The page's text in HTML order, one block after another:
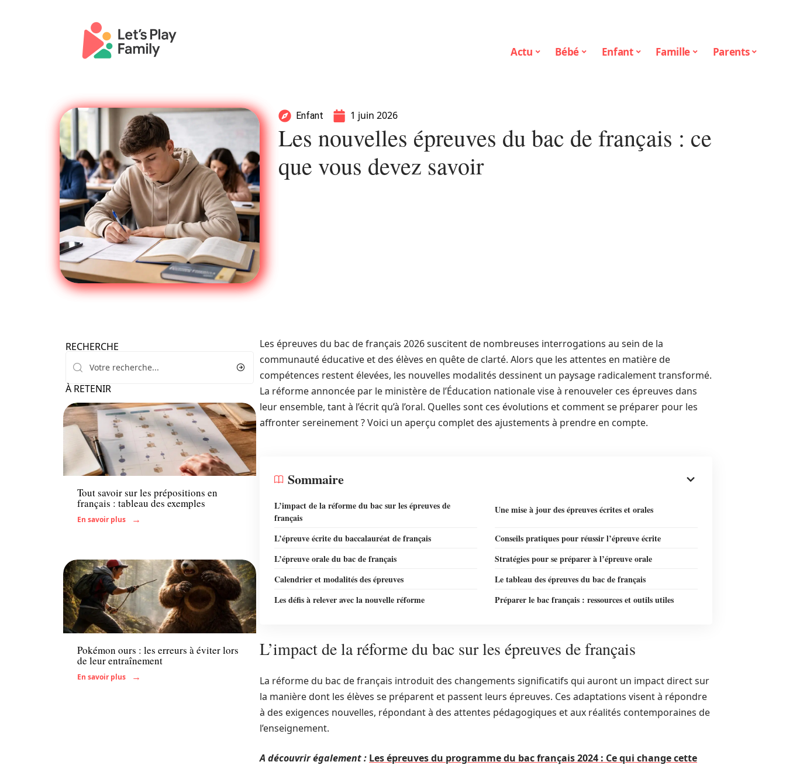
Actu Bébé Enfant Famille Parents
Enfant 1 juin 2026
Les nouvelles épreuves du bac de français : ce
que vous devez savoir
RECHERCHE
À RETENIR
Tout savoir sur les prépositions en
français : tableau des exemples
En savoir plus
Famille
Pokémon ours : les erreurs à éviter lors
de leur entraînement
En savoir plus
Les épreuves du bac de français 2026 suscitent de nombreuses interrogations au sein de la
communauté éducative et des élèves en quête de clarté. Alors que les attentes en matière de
compétences restent élevées, les nouvelles modalités dessinent un paysage radicalement transformé.
La réforme annoncée par le ministère de l’Éducation nationale vise à renouveler ces épreuves dans
leur ensemble, tant à l’écrit qu’à l’oral. Quelles sont ces évolutions et comment se préparer pour les
affronter sereinement ? Voici un aperçu complet des ajustements à prendre en compte.
Sommaire
L’impact de la réforme du bac sur les épreuves de
français
Une mise à jour des épreuves écrites et orales
L’épreuve écrite du baccalauréat de français
Conseils pratiques pour réussir l’épreuve écrite
L’épreuve orale du bac de français
Stratégies pour se préparer à l’épreuve orale
Calendrier et modalités des épreuves
Le tableau des épreuves du bac de français
Les défis à relever avec la nouvelle réforme
Préparer le bac français : ressources et outils utiles
L’impact de la réforme du bac sur les épreuves de français
La réforme du bac de français introduit des changements significatifs qui auront un impact direct sur
la manière dont les élèves se préparent et passent leurs épreuves. Ces adaptations visent à répondre
à des exigences nouvelles, répondant à des attentes pédagogiques et aux réalités contemporaines de
l’enseignement.
A découvrir également : Les épreuves du programme du bac français 2024 : Ce qui change cette